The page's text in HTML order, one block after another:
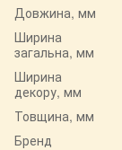
Довжина, мм
Ширина
загальна, мм
Ширина
декору, мм
Товщина, мм
Бренд